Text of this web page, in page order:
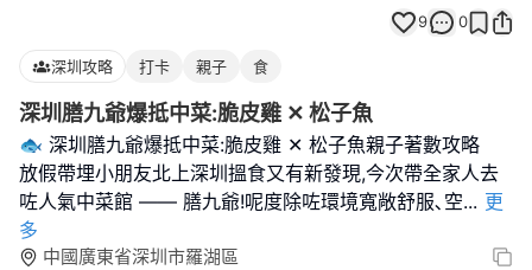
9 0
深圳攻略 打卡 親子 食
深圳膳九爺爆抵中菜:脆皮雞 ✕ 松子魚
🐟 深圳膳九爺爆抵中菜:脆皮雞 ✕ 松子魚親子著數攻略
放假帶埋小朋友北上深圳搵食又有新發現,今次帶全家人去
咗人氣中菜館 —— 膳九爺!呢度除咗環境寬敞舒服､空... 更
多
中國廣東省深圳市羅湖區